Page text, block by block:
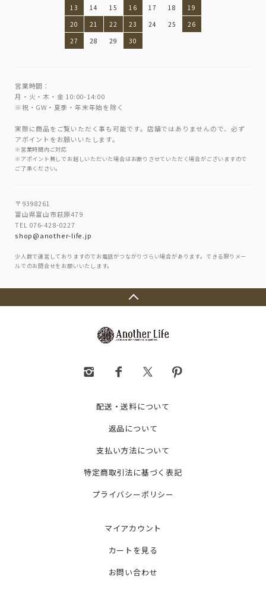
13
14 15 16 17 18
19
20
21 22 23 24 25
26
27
28 29 30
営業時間：
月・火・木・金 10:00-14:00
※祝・GW・夏季・年末年始を除く
実際に商品をご覧いただく事も可能です。店舗ではありませんので、必ず
アポイントをお願いいたします。
※営業時間内ご対応
※アポイント無しでお越しいただいた場合はお断りさせていただく場合がございますので
ご了承ください。
〒9398261
富山県富山市萩原479
TEL 076-428-0227
shop@another-life.jp
少人数で運営しておりますのでお電話がつながりづらい場合があります。できる限りメー
ルでのお問合せをお願いいたします。
配送・送料について
返品について
支払い方法について
特定商取引法に基づく表記
プライバシーポリシー
マイアカウント
カートを見る
お問い合わせ